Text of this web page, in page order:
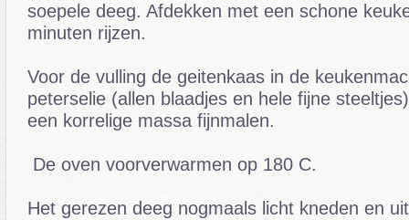
soepele deeg. Afdekken met een schone
minuten rijzen.
Voor de vulling de geitenkaas in de
peterselie (allen blaadjes en hele fijne
een korrelige massa fijnmalen.
De oven voorverwarmen op 180 C.
Het gerezen deeg nogmaals licht kneden en